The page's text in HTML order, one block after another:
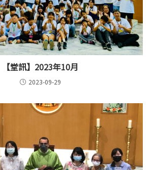
【堂訊】2023年10月
2023-09-29